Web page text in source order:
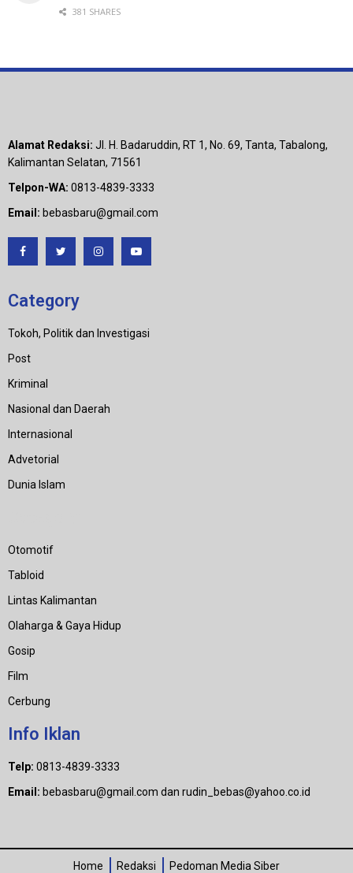
381 SHARES
Alamat Redaksi: Jl. H. Badaruddin, RT 1, No. 69, Tanta, Tabalong,
Kalimantan Selatan, 71561
Telpon-WA: 0813-4839-3333
Email: bebasbaru@gmail.com
Category
Tokoh, Politik dan Investigasi
Post
Kriminal
Nasional dan Daerah
Internasional
Advetorial
Dunia Islam
Otomotif
Tabloid
Lintas Kalimantan
Olaharga & Gaya Hidup
Gosip
Film
Cerbung
Info Iklan
Telp: 0813-4839-3333
Email: bebasbaru@gmail.com dan rudin_bebas@yahoo.co.id
Home Redaksi Pedoman Media Siber